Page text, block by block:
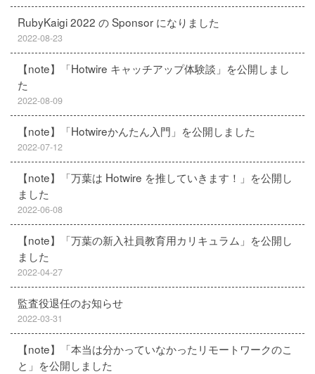
RubyKaigi 2022 の Sponsor になりました
2022-08-23
【note】「Hotwire キャッチアップ体験談」を公開しまし
た
2022-08-09
【note】「Hotwireかんたん入門」を公開しました
2022-07-12
【note】「万葉は Hotwire を推していきます！」を公開し
ました
2022-06-08
【note】「万葉の新入社員教育用カリキュラム」を公開し
ました
2022-04-27
監査役退任のお知らせ
2022-03-31
【note】「本当は分かっていなかったリモートワークのこ
と」を公開しました